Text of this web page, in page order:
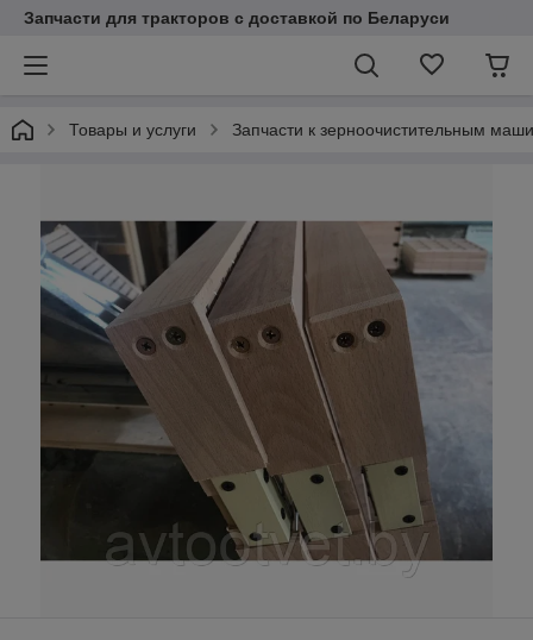
Запчасти для тракторов с доставкой по Беларуси
Товары и услуги Запчасти к зерноочистительным